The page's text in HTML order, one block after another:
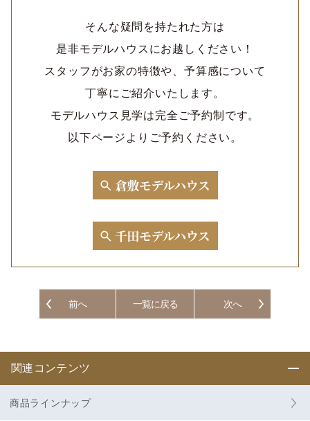
そんな疑問を持たれた方は
是非モデルハウスにお越しください！
スタッフがお家の特徴や、予算感について
丁寧にご紹介いたします。
モデルハウス見学は完全ご予約制です。
以下ページよりご予約ください。
前へ 一覧に戻る 次へ
関連コンテンツ
商品ラインナップ